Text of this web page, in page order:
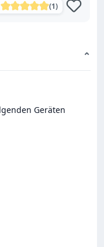
Durchschnittliche
(1)
⌄
Geräten